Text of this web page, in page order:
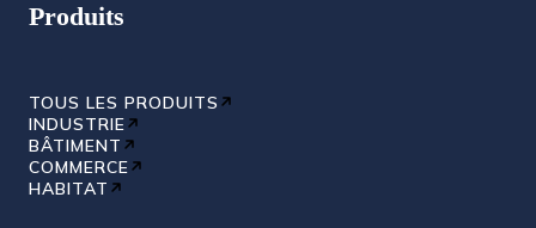
Produits
TOUS LES PRODUITS
INDUSTRIE
BÂTIMENT
COMMERCE
HABITAT